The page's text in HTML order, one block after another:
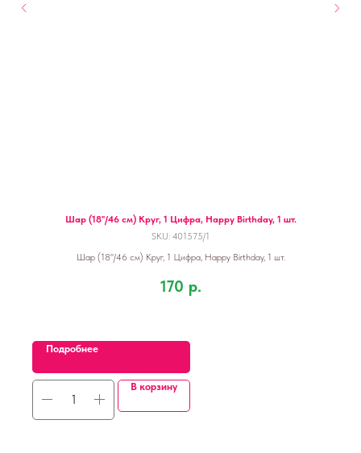
Шар (18''/46 см) Круг, 1 Цифра, Happy Birthday, 1 шт.
SKU: 401575/1
Шар (18''/46 см) Круг, 1 Цифра, Happy Birthday, 1 шт.
170 р.
Подробнее
В корзину